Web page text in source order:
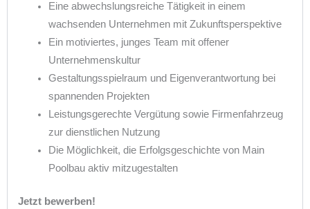
Eine abwechslungsreiche Tätigkeit in einem
wachsenden Unternehmen mit Zukunftsperspektive
Ein motiviertes, junges Team mit offener
Unternehmenskultur
Gestaltungsspielraum und Eigenverantwortung bei
spannenden Projekten
Leistungsgerechte Vergütung sowie Firmenfahrzeug
zur dienstlichen Nutzung
Die Möglichkeit, die Erfolgsgeschichte von Main
Poolbau aktiv mitzugestalten
Jetzt bewerben!